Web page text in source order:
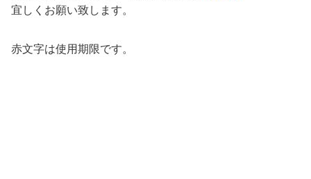
宜しくお願い致します。
赤文字は使用期限です。